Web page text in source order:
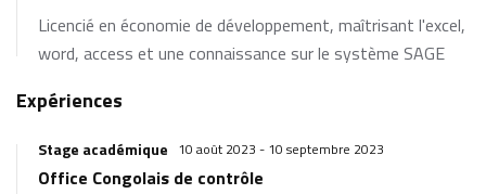
Licencié en économie de développement, maîtrisant l'excel,
word, access et une connaissance sur le système SAGE
Expériences
Stage académique 10 août 2023 - 10 septembre 2023
Office Congolais de contrôle